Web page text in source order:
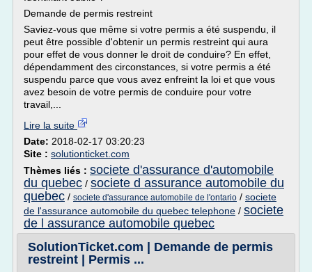
Demande de permis restreint
Saviez-vous que même si votre permis a été suspendu, il
peut être possible d'obtenir un permis restreint qui aura
pour effet de vous donner le droit de conduire? En effet,
dépendamment des circonstances, si votre permis a été
suspendu parce que vous avez enfreint la loi et que vous
avez besoin de votre permis de conduire pour votre
travail,...
Lire la suite
Date: 2018-02-17 03:20:23
Site : solutionticket.com
Thèmes liés : societe d'assurance d'automobile
du quebec / societe d assurance automobile du
quebec / societe d'assurance automobile de l'ontario / societe
de l'assurance automobile du quebec telephone / societe
de l assurance automobile quebec
SolutionTicket.com | Demande de permis
restreint | Permis ...